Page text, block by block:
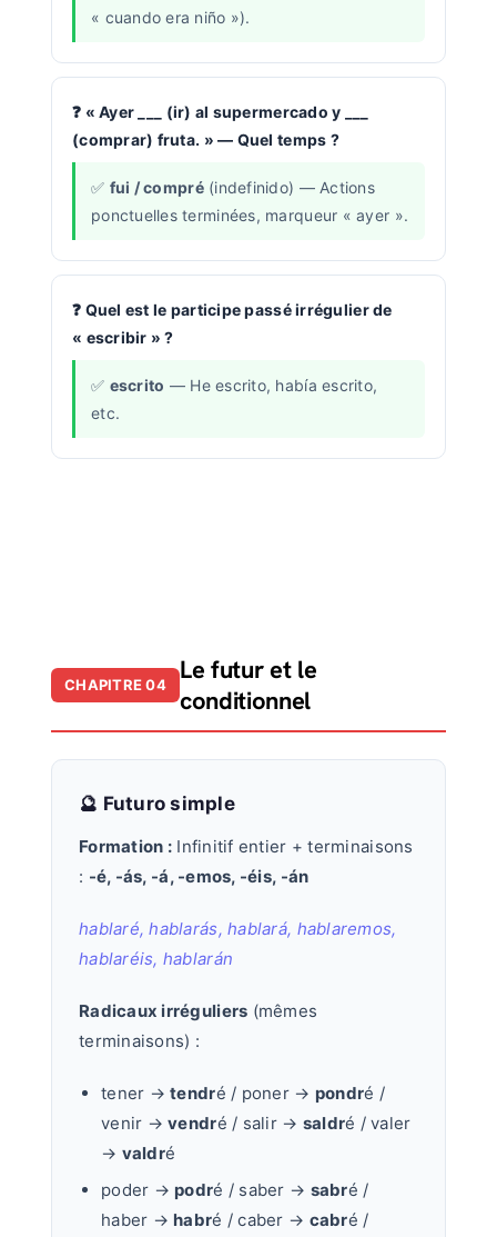
« cuando era niño »).
« Ayer ___ (ir) al supermercado y ___
(comprar) fruta. » — Quel temps ?
fui / compré(indefinido) — Actions
ponctuelles terminées, marqueur « ayer ».
Quel est le participe passé irrégulier de
« escribir » ?
escrito — He escrito, había escrito,
etc.
CHAPITRE 04
Le futur et le
conditionnel
🔮 Futuro simple
Formation :Infinitif entier + terminaisons
: -é, -ás, -á, -emos, -éis, -án
hablaré, hablarás, hablará, hablaremos,
hablaréis, hablarán
Radicaux irréguliers (mêmes
terminaisons) :
tener →tendré / poner → pondré /
venir →vendré / salir → saldré / valer
→ valdré
poder → podré / saber → sabré /
haber → habré / caber → cabré /